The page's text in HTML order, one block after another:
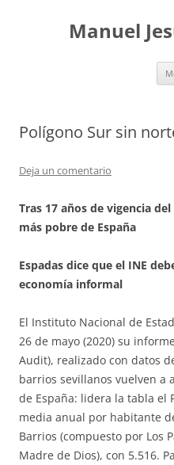
contenidoManuel
Polígono Sur sin
Deja un comentario
Tras 17 años de vigencia
más pobre de España
Espadas dice que el INE
economía informal
El Instituto Nacional de
26 de mayo (2020) su
Audit), realizado con datos
barrios sevillanos vuelven a
de España: lidera la tabla el
media anual por habitante
Barrios (compuesto por Los
Madre de Dios), con 5.516.